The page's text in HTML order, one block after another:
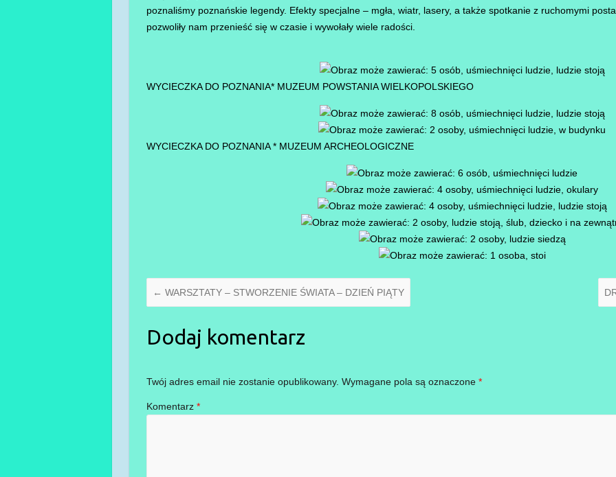
poznaliśmy poznańskie legendy. Efekty specjalne – mgła, wiatr, lasery, a także spotkanie z ruchomymi
pozwoliły nam przenieść się w czasie i wywołały wiele radości.
WYCIECZKA DO POZNANIA* MUZEUM POWSTANIA WIELKOPOLSKIEGO
WYCIECZKA DO POZNANIA * MUZEUM ARCHEOLOGICZNE
← WARSZTATY – STWORZENIE ŚWIATA – DZIEŃ PIĄTY
Dodaj komentarz
Twój adres email nie zostanie opublikowany. Wymagane pola są oznaczone *
Komentarz *